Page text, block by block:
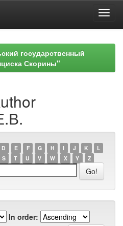
государственный
Скорины"
D E F G H I J K
L
S T U V W X Y Z
In order: